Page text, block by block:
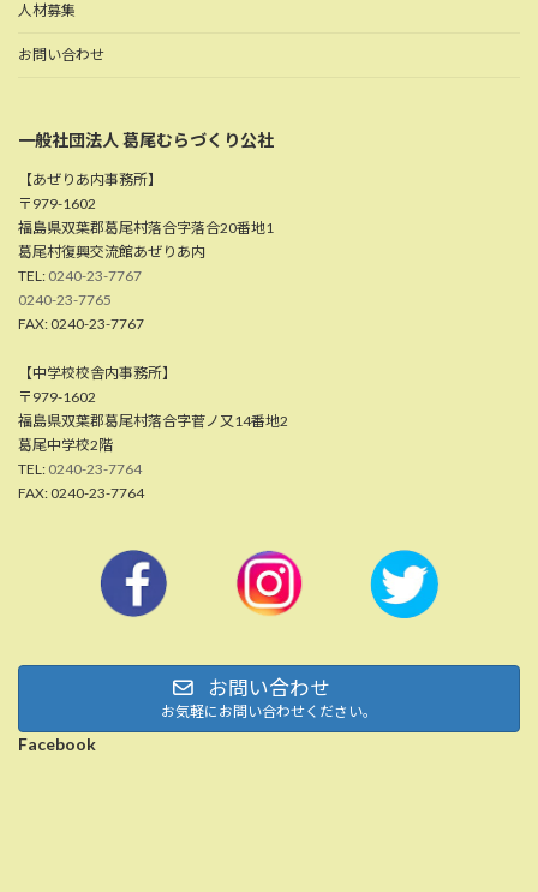
人材募集
お問い合わせ
一般社団法人 葛尾むらづくり公社
【あぜりあ内事務所】
〒979-1602
福島県双葉郡葛尾村落合字落合20番地1
葛尾村復興交流館あぜりあ内
TEL: 0240-23-7767
0240-23-7765
FAX: 0240-23-7767
【中学校校舎内事務所】
〒979-1602
福島県双葉郡葛尾村落合字菅ノ又14番地2
葛尾中学校2階
TEL: 0240-23-7764
FAX: 0240-23-7764
お問い合わせ
お気軽にお問い合わせください。
Facebook